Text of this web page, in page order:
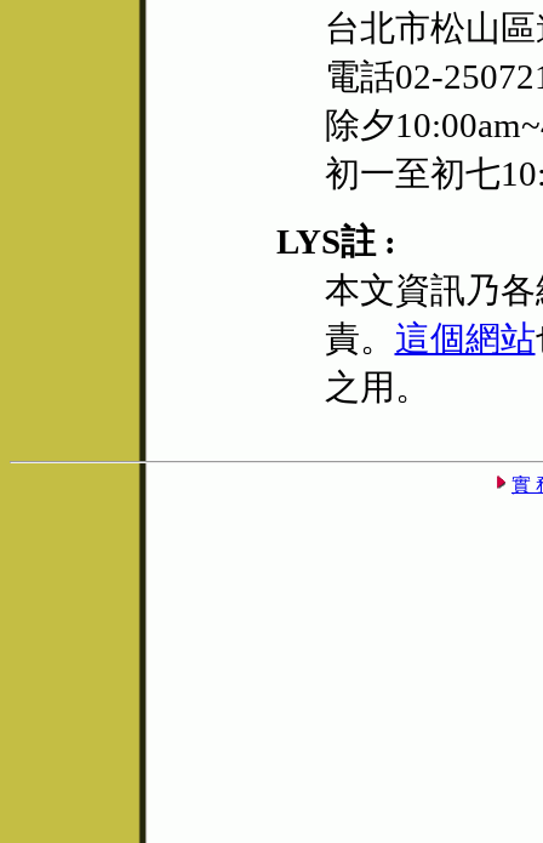
台北市松山
電話02-
除夕
初一至初七
LYS註 :
本文資訊乃
責。 這個網站
之用。
實